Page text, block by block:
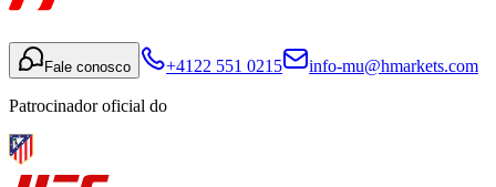
Fale conosco +4122 551 0215 info-mu@hmarkets.com
Patrocinador oficial do